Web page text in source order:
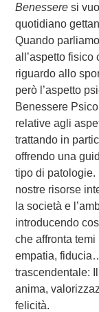
Benesseresi
quotidiano
Quando
all’aspetto fisico
riguardo allo
però l’aspetto
Benessere
relative agli
trattando in
offrendo una
tipo di patologie.
nostre risorse
la società e
introducendo
che affronta
empatia,
trascendentale:
anima,
felicità.